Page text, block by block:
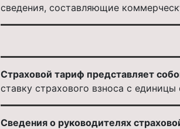
сведения, составляющие
Страховой тариф представляет
ставку страхового взноса с
Сведения о руководителях